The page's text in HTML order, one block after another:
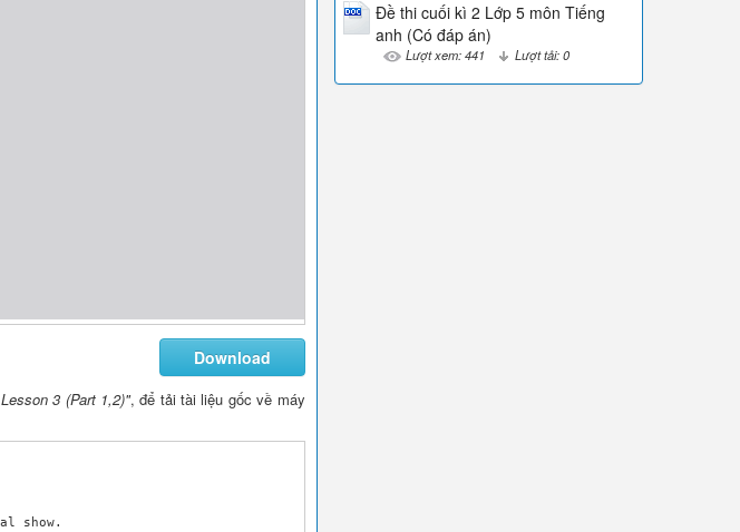
Download
3 (Part 1,2)", để tải tài liệu gốc về máy
show.
Đề thi cuối kì 2 Lớp 5 môn Tiếng
anh (Có đáp án)
Lượt xem: 441 Lượt tải: 0